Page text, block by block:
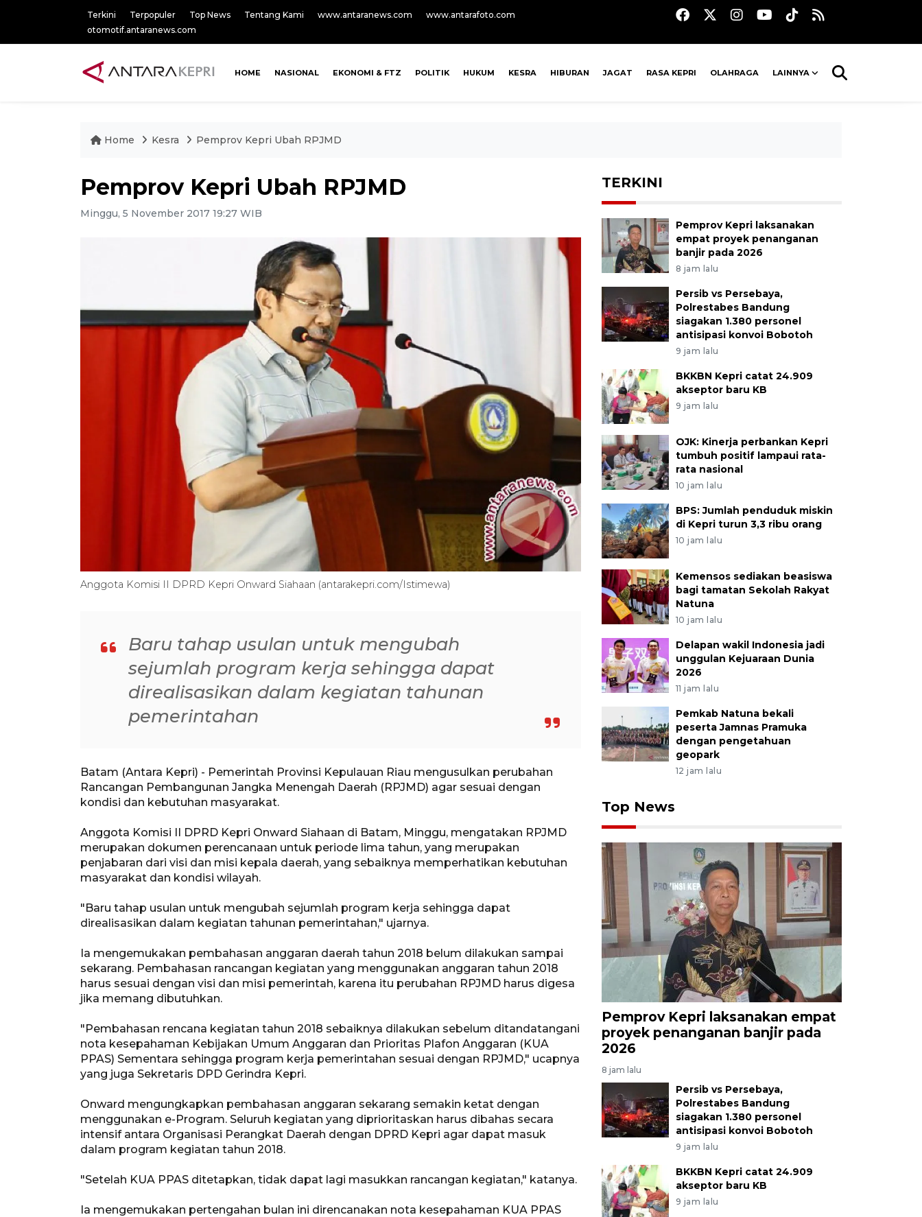
Terkini Terpopuler Top News Tentang Kami www.antaranews.com
www.antarafoto.com
otomotif.antaranews.com
HOME NASIONAL EKONOMI & FTZ POLITIK HUKUM KESRA HIBURAN JAGAT RASA KEPRI OLAHRAGA LAINNYA
Home Kesra Pemprov Kepri Ubah RPJMD
Pemprov Kepri Ubah RPJMD
Minggu, 5 November 2017 19:27 WIB
Anggota Komisi II DPRD Kepri Onward Siahaan (antarakepri.com/Istimewa)
Baru tahap usulan untuk mengubah
sejumlah program kerja sehingga dapat
direalisasikan dalam kegiatan tahunan
pemerintahan
Batam (Antara Kepri) - Pemerintah Provinsi Kepulauan Riau mengusulkan perubahan
Rancangan Pembangunan Jangka Menengah Daerah (RPJMD) agar sesuai dengan
kondisi dan kebutuhan masyarakat.
Anggota Komisi II DPRD Kepri Onward Siahaan di Batam, Minggu, mengatakan RPJMD
merupakan dokumen perencanaan untuk periode lima tahun, yang merupakan
penjabaran dari visi dan misi kepala daerah, yang sebaiknya memperhatikan kebutuhan
masyarakat dan kondisi wilayah.
"Baru tahap usulan untuk mengubah sejumlah program kerja sehingga dapat
direalisasikan dalam kegiatan tahunan pemerintahan," ujarnya.
Ia mengemukakan pembahasan anggaran daerah tahun 2018 belum dilakukan sampai
sekarang. Pembahasan rancangan kegiatan yang menggunakan anggaran tahun 2018
harus sesuai dengan visi dan misi pemerintah, karena itu perubahan RPJMD harus digesa
jika memang dibutuhkan.
"Pembahasan rencana kegiatan tahun 2018 sebaiknya dilakukan sebelum ditandatangani
nota kesepahaman Kebijakan Umum Anggaran dan Prioritas Plafon Anggaran (KUA
PPAS) Sementara sehingga program kerja pemerintahan sesuai dengan RPJMD," ucapnya
yang juga Sekretaris DPD Gerindra Kepri.
Onward mengungkapkan pembahasan anggaran sekarang semakin ketat dengan
menggunakan e-Program. Seluruh kegiatan yang diprioritaskan harus dibahas secara
intensif antara Organisasi Perangkat Daerah dengan DPRD Kepri agar dapat masuk
dalam program kegiatan tahun 2018.
"Setelah KUA PPAS ditetapkan, tidak dapat lagi masukkan rancangan kegiatan," katanya.
Ia mengemukakan pertengahan bulan ini direncanakan nota kesepahaman KUA PPAS
TERKINI
Pemprov Kepri laksanakan
empat proyek penanganan
banjir pada 2026
8 jam lalu
Persib vs Persebaya,
Polrestabes Bandung
siagakan 1.380 personel
antisipasi konvoi Bobotoh
9 jam lalu
BKKBN Kepri catat 24.909
akseptor baru KB
9 jam lalu
OJK: Kinerja perbankan Kepri
tumbuh positif lampaui rata-
rata nasional
10 jam lalu
BPS: Jumlah penduduk miskin
di Kepri turun 3,3 ribu orang
10 jam lalu
Kemensos sediakan beasiswa
bagi tamatan Sekolah Rakyat
Natuna
10 jam lalu
Delapan wakil Indonesia jadi
unggulan Kejuaraan Dunia
2026
11 jam lalu
Pemkab Natuna bekali
peserta Jamnas Pramuka
dengan pengetahuan
geopark
12 jam lalu
Top News
Pemprov Kepri laksanakan empat
proyek penanganan banjir pada
2026
8 jam lalu
Persib vs Persebaya,
Polrestabes Bandung
siagakan 1.380 personel
antisipasi konvoi Bobotoh
9 jam lalu
BKKBN Kepri catat 24.909
akseptor baru KB
9 jam lalu